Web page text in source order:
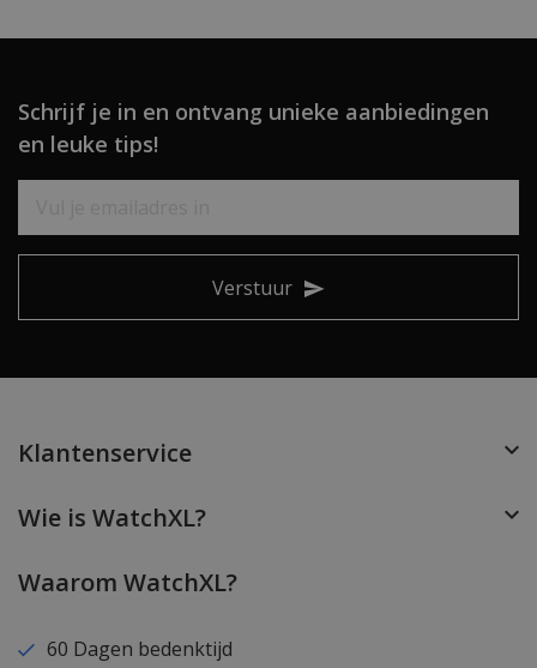
Schrijf je in en ontvang unieke aanbiedingen
en leuke tips!
Verstuur
Klantenservice
Wie is WatchXL?
Waarom WatchXL?
60 Dagen bedenktijd